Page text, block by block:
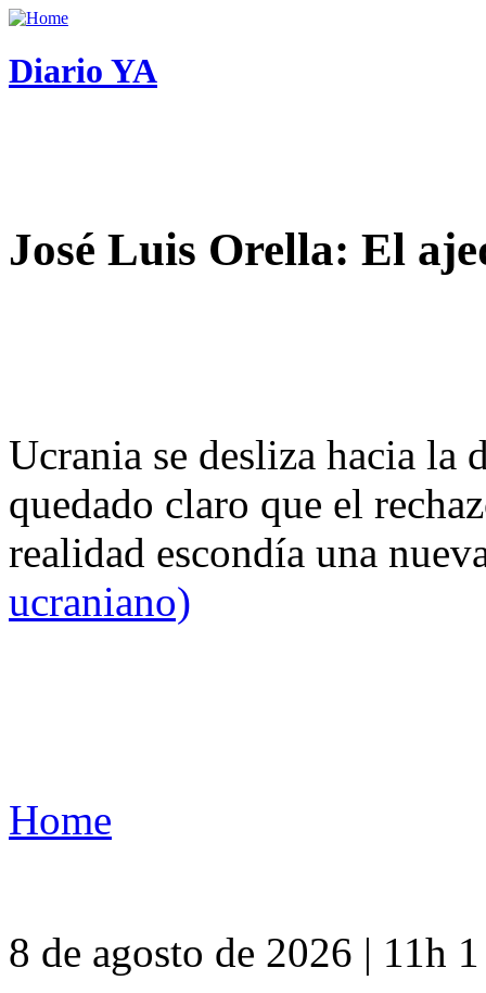
Diario YA
José Luis Orella: El
Ucrania se desliza hacia
quedado claro que el
realidad escondía una
ucraniano)
Home
8 de agosto de 2026 | 11h